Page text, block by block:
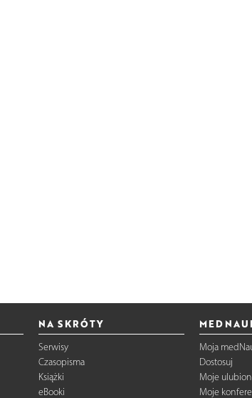
NA SKRÓTY
Serwisy
Czasopisma
Książki
eBooki
Moja
Dostosuj
Moje
Moje